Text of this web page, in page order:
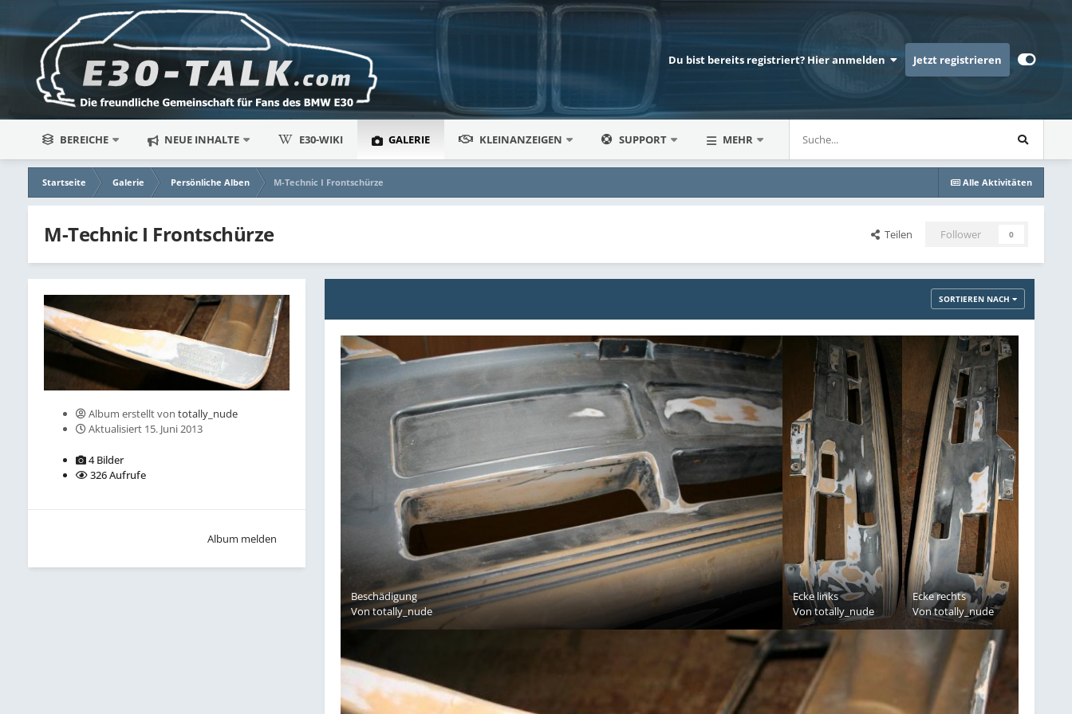
Du bist bereits registriert? Hier anmelden Jetzt registrieren
BEREICHE NEUE INHALTE E30-WIKI GALERIE KLEINANZEIGEN SUPPORT MEHR
Alle Aktivitäten
Startseite Galerie Persönliche Alben M-Technic I Frontschürze
M-Technic I Frontschürze Teilen Follower 0
Album erstellt vontotally_nude
Aktualisiert 15. Juni 2013
4 Bilder
326 Aufrufe
Album melden
SORTIEREN NACH
Beschädigung
Vontotally_nude
Ecke links
Vontotally_nude
Ecke rechts
Vontotally_nude